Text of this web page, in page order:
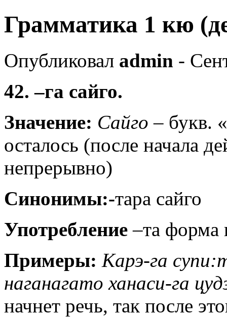
Грамматика 1 кю
Опубликовал admin -
42. –га сайго.
Значение: Сайго – букв.
осталось (после начала
непрерывно)
Синонимы:-тара сайго
Употребление –та форма
Примеры: Карэ-га
наганагато ханаси-га
начнет речь, так после